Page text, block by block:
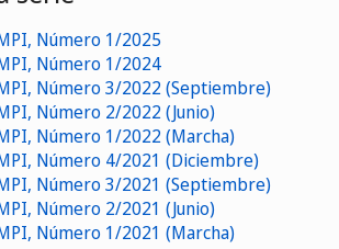
Número 1/2025
Número 1/2024
Número 3/2022 (Septiembre)
Número 2/2022 (Junio)
Número 1/2022 (Marcha)
Número 4/2021 (Diciembre)
Número 3/2021 (Septiembre)
Número 2/2021 (Junio)
Número 1/2021 (Marcha)